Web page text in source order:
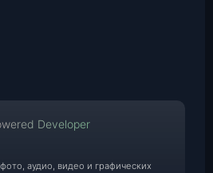
Developer
аудио, видео и графических